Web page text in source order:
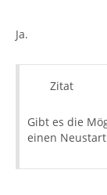
Ja.
Zitat
Gibt es die
einen